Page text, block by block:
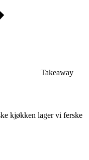
Takeaway
kjøkken lager vi ferske